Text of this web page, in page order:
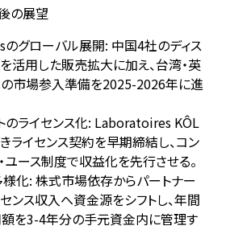
の展望
グローバル展開: 中国4社のディス
活用した販売拡大に加え、台湾・英
の市場参入準備を2025-2026年に進
のライセンス化: Laboratoires KÔL
ライセンス契約を早期締結し、コン
ユース制度で収益化を先行させる。
化: 株式市場依存からパートナー
ンス収入へ資金源をシフトし、年間
額を3-4年分の手元資金内に管理す